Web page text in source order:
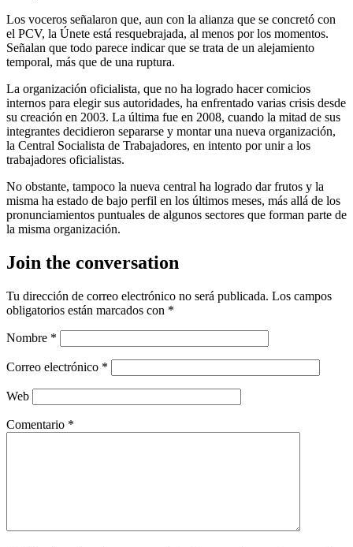
Los voceros señalaron que, aun con la alianza que se concretó con
el PCV, la Únete está resquebrajada, al menos por los momentos.
Señalan que todo parece indicar que se trata de un alejamiento
temporal, más que de una ruptura.
La organización oficialista, que no ha logrado hacer comicios
internos para elegir sus autoridades, ha enfrentado varias crisis desde
su creación en 2003. La última fue en 2008, cuando la mitad de sus
integrantes decidieron separarse y montar una nueva organización,
la Central Socialista de Trabajadores, en intento por unir a los
trabajadores oficialistas.
No obstante, tampoco la nueva central ha logrado dar frutos y la
misma ha estado de bajo perfil en los últimos meses, más allá de los
pronunciamientos puntuales de algunos sectores que forman parte de
la misma organización.
Join the conversation
Tu dirección de correo electrónico no será publicada. Los campos
obligatorios están marcados con *
Nombre *
Correo electrónico *
Web
Comentario *